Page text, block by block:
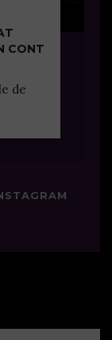
CONT
de